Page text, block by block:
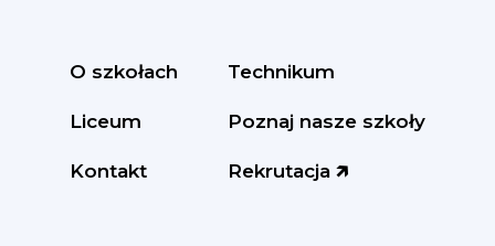
O szkołach Technikum
Liceum Poznaj nasze szkoły
Kontakt Rekrutacja 🡵